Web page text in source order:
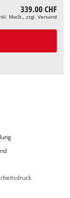
339.00 CHF
MwSt., zzgl. Versand